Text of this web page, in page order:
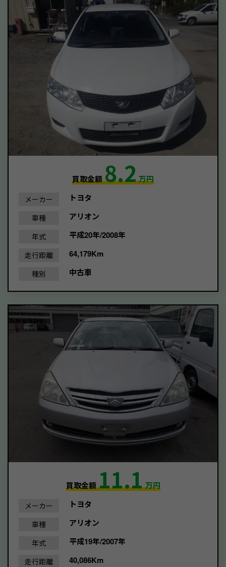
買取金額8.2万円
メーカー トヨタ
車種 アリオン
年式 平成20年/2008年
走行距離 64,179Km
種別 中古車
買取金額11.1万円
メーカー トヨタ
車種 アリオン
年式 平成19年/2007年
走行距離 40,086Km